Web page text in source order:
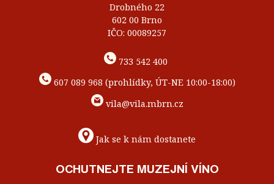
Drobného 22
602 00 Brno
IČO: 00089257
733 542 400
607 089 968 (prohlídky, ÚT-NE 10:00-18:00)
vila@vila.mbrn.cz
Jak se k nám dostanete
OCHUTNEJTE MUZEJNÍ VÍNO